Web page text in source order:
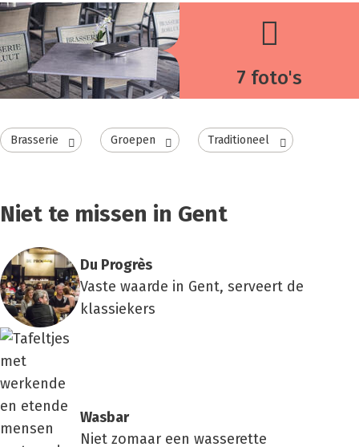
7 foto's
Brasserie Groepen Traditioneel
Niet te missen in Gent
Du Pro­grès
Vaste waarde in Gent, serveert de
klassiekers
Was­bar
Niet zomaar een wasserette